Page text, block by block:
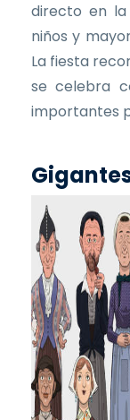
directo en la
niños y
La fiesta
se celebra
importantes